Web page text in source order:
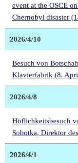
event at the OSCE
Chernobyl disaster
2026/4/10
Besuch von
Klavierfabrik (8.
2026/4/8
Höflichkeitsbesuch
Sobotka, Direktor
2026/4/1